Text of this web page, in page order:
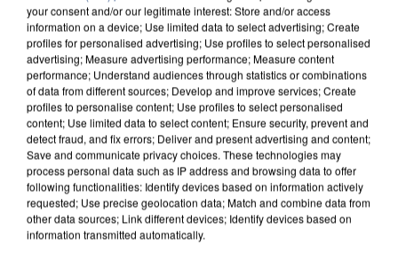
APRÈS TOUTES CES CANICULES, LES REFUGES
your consent and/or our legitimate interest: Store and/or access
information on a device; Use limited data to select advertising; Create
profiles for personalised advertising; Use profiles to select personalised
advertising; Measure advertising performance; Measure content
performance; Understand audiences through statistics or combinations
of data from different sources; Develop and improve services; Create
profiles to personalise content; Use profiles to select personalised
content; Use limited data to select content; Ensure security, prevent and
detect fraud, and fix errors; Deliver and present advertising and content;
Save and communicate privacy choices. These technologies may
process personal data such as IP address and browsing data to offer
following functionalities: Identify devices based on information actively
requested; Use precise geolocation data; Match and combine data from
other data sources; Link different devices; Identify devices based on
information transmitted automatically.